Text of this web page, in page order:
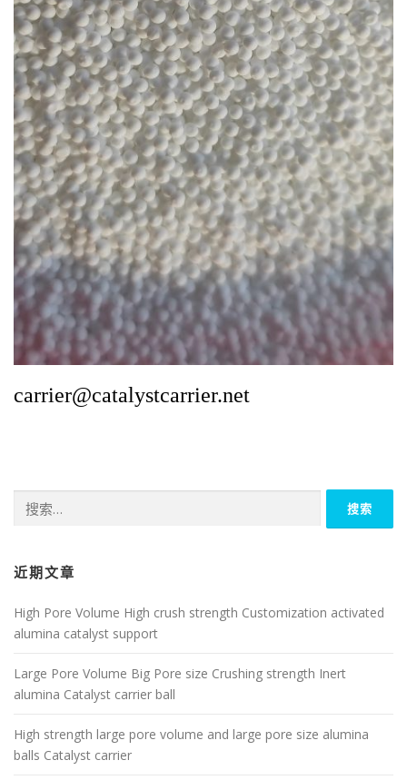
carrier@catalystcarrier.net
索：
近期文章
High Pore Volume High crush strength Customization activated
alumina catalyst support
Large Pore Volume Big Pore size Crushing strength Inert
alumina Catalyst carrier ball
High strength large pore volume and large pore size alumina
balls Catalyst carrier